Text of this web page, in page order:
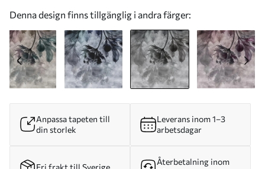
Denna design finns tillgänglig i andra färger:
Anpassa tapeten till
din storlek
Leverans inom 1–3
arbetsdagar
Fri frakt till Sverige
Återbetalning inom